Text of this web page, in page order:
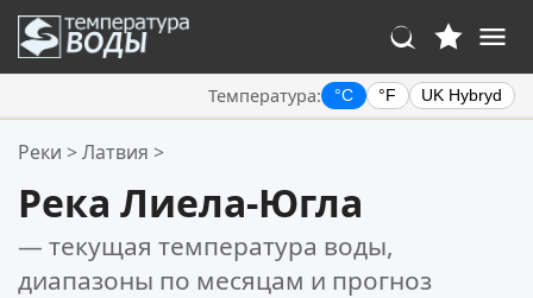
Температура: °C °F UK Hybryd
Ваше избранное:
Реки >Латвия >
Река Лиела-Югла
— текущая температура воды,
диапазоны по месяцам и прогноз